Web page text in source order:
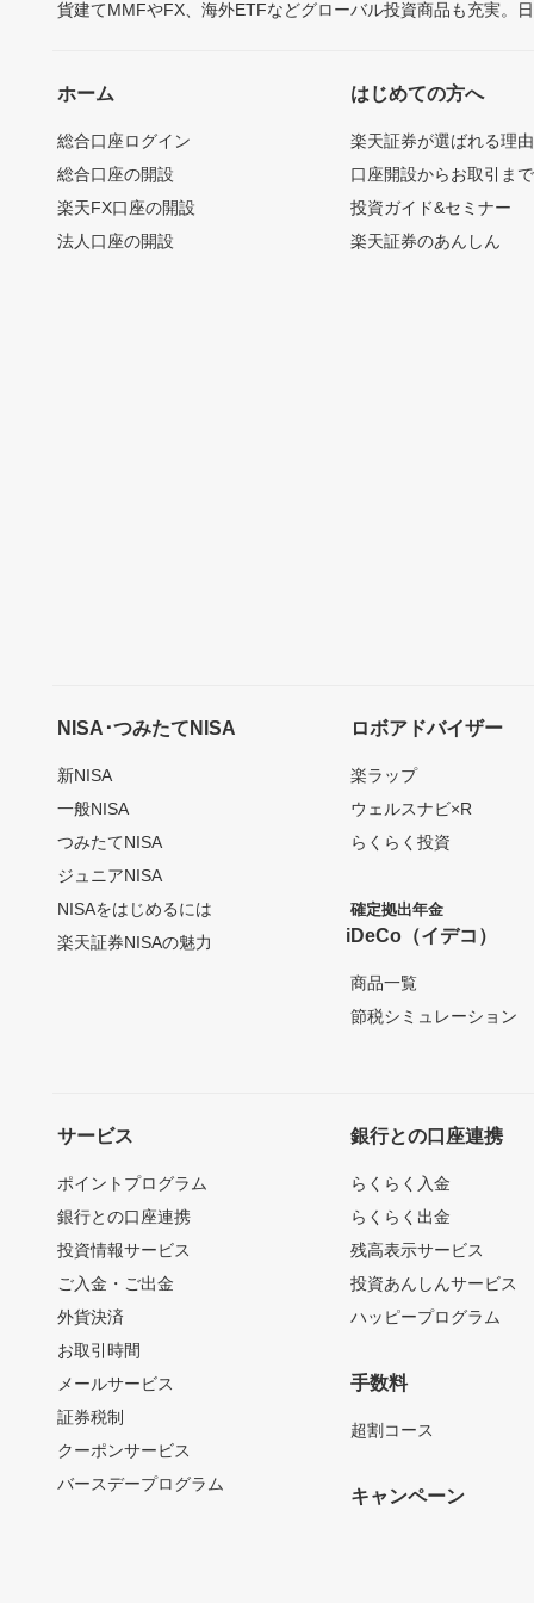
貨建てMMFやFX、海外ETFなどグローバル投資商品も充実。
ホーム
総合口座ログイン
総合口座の開設
楽天FX口座の開設
法人口座の開設
はじめての方へ
楽天証券が選ばれる理由
口座開設からお取引ま
投資ガイド&セミナー
楽天証券のあんしん
NISA･つみたてNISA
新NISA
一般NISA
つみたてNISA
ジュニアNISA
NISAをはじめるには
楽天証券NISAの魅力
ロボアドバイザー
楽ラップ
ウェルスナビ×R
らくらく投資
確定拠出年金
iDeCo（イデコ）
商品一覧
節税シミュレーション
サービス
ポイントプログラム
銀行との口座連携
投資情報サービス
ご入金・ご出金
外貨決済
お取引時間
メールサービス
証券税制
クーポンサービス
バースデープログラム
銀行との口座連携
らくらく入金
らくらく出金
残高表示サービス
投資あんしんサービス
ハッピープログラム
手数料
超割コース
キャンペーン